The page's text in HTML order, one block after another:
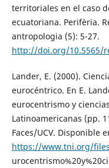
territoriales en el caso
ecuatoriana. Perifèria.
antropologia (5): 5-27.
http://doi.org/10.5565/
Lander, E. (2000).
eurocéntrico. En E.
eurocentrismo y
Latinoamericanas (pp.
Faces/UCV. Disponible
https://www.tni.org/